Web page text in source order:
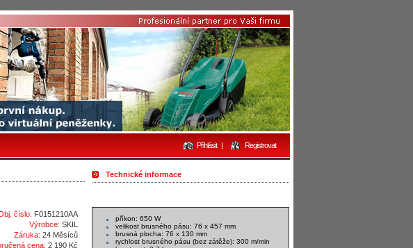
Přihlásit | Registrovat
číslo: F0151210AA
Výrobce: SKIL
Záruka: 24 Měsíců
cena: 2 190 Kč
Technické informace
příkon: 650 W
velikost brusného pásu: 76 x 457 mm
brusná plocha: 76 x 130 mm
rychlost brusného pásu (bez zátěže): 300 m/min